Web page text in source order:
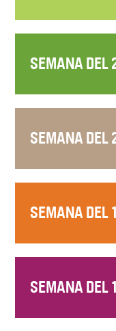
SEMANA DEL
SEMANA DEL
SEMANA DEL
SEMANA DEL